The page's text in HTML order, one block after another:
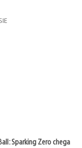
Sparking Zero chega